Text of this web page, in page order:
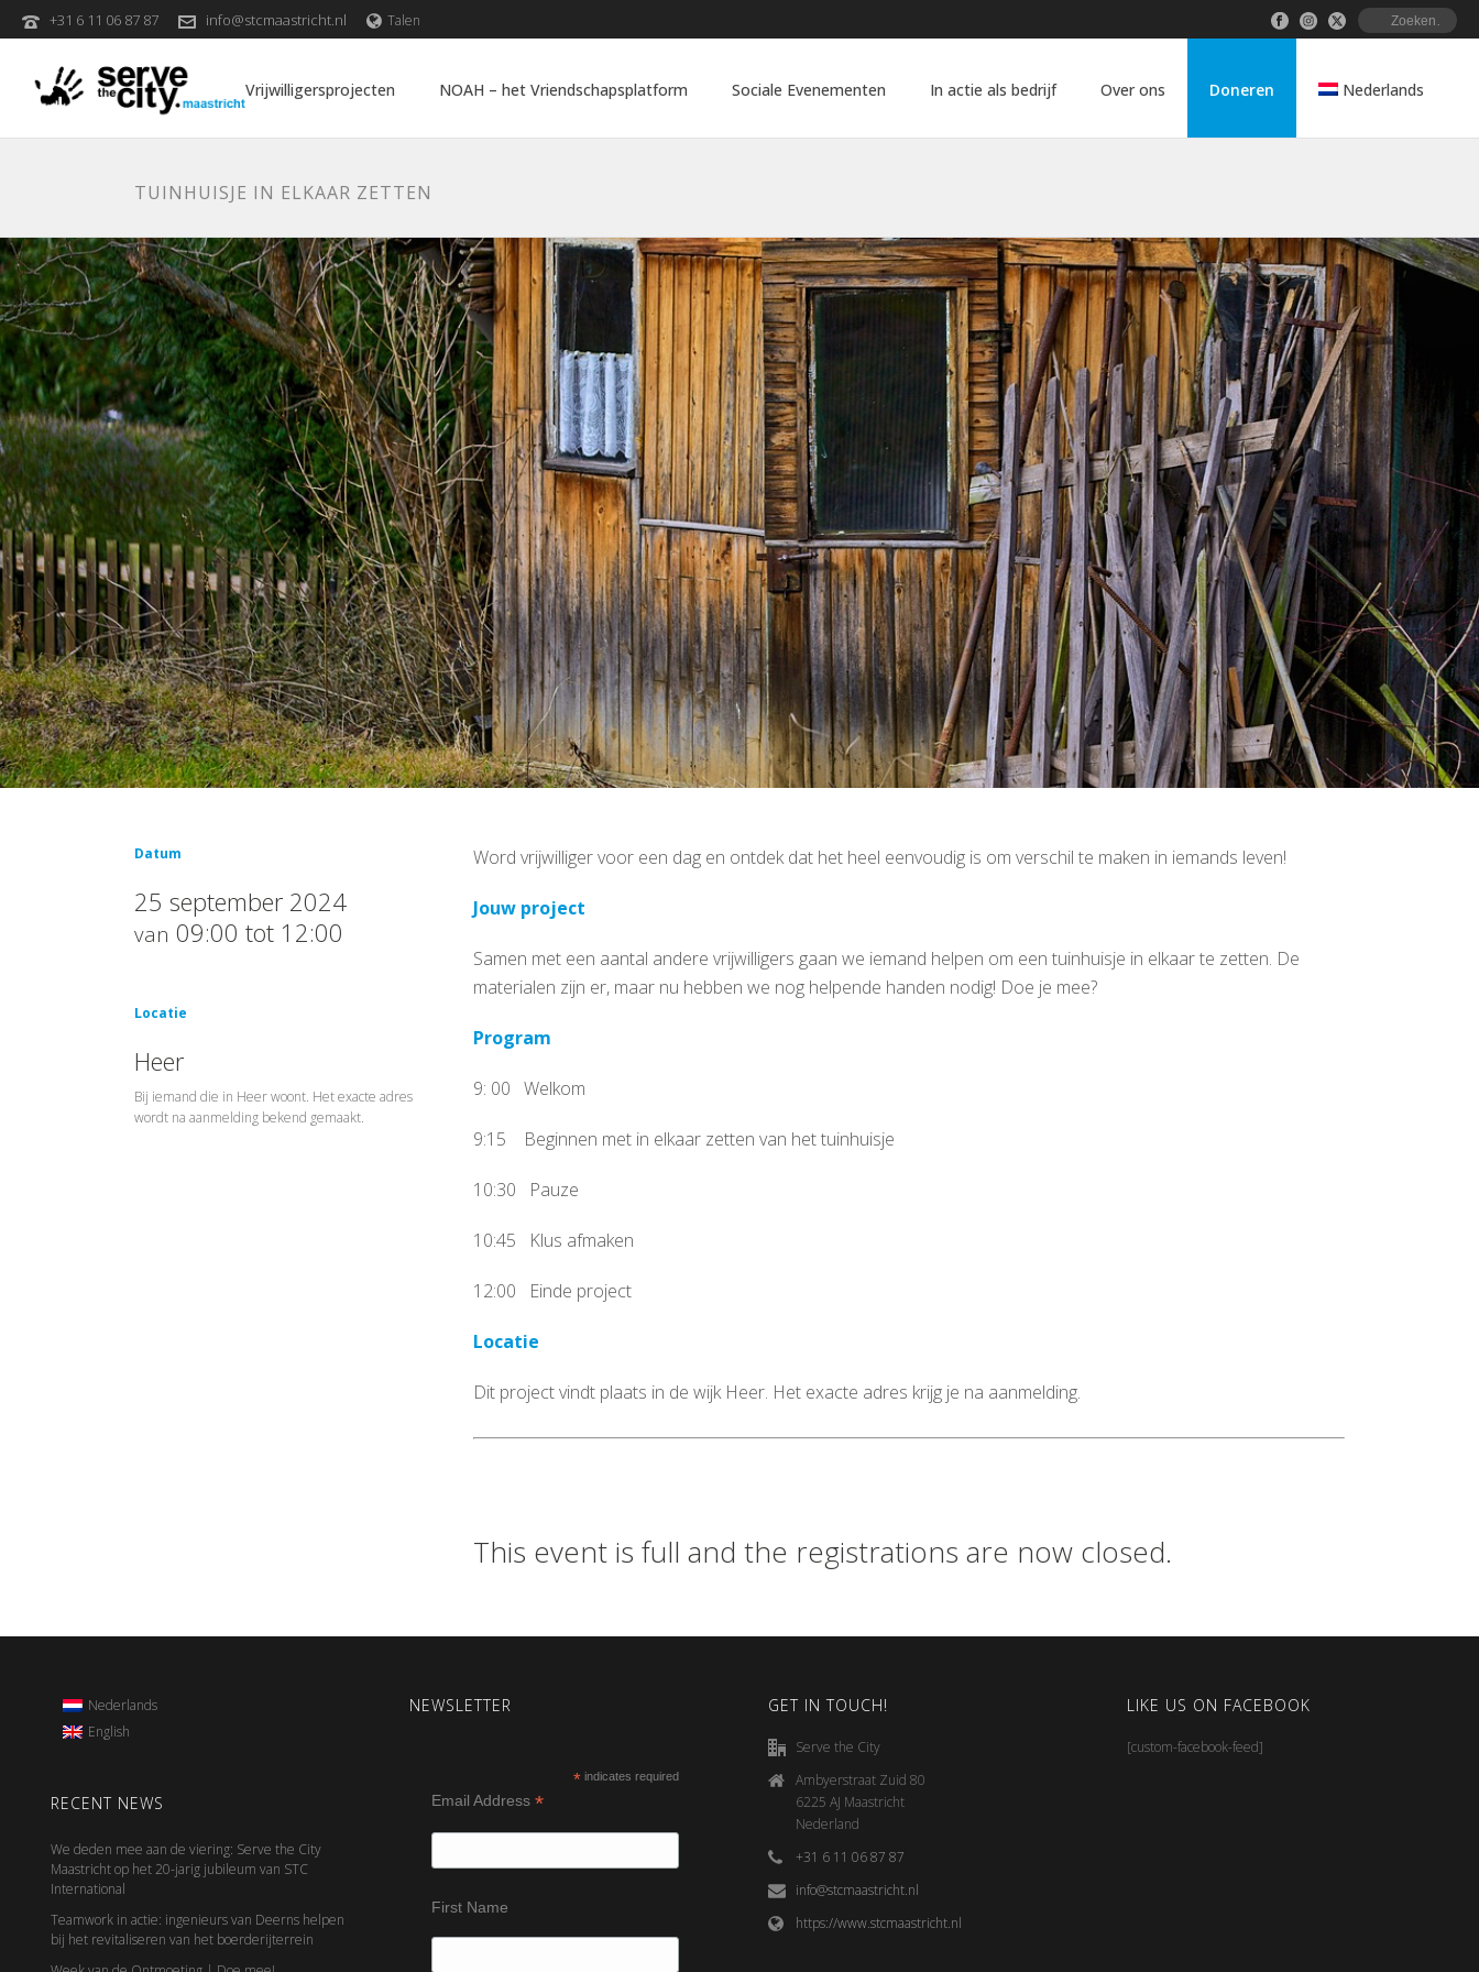
+31 6 11 06 87 87 info@stcmaastricht.nl Talen
Vrijwilligersprojecten NOAH – het Vriendschapsplatform Sociale Evenementen In actie als bedrijf Over ons Doneren Nederlands
TUINHUISJE IN ELKAAR ZETTEN
Datum
25 september 2024
van 09:00 tot 12:00
Locatie
Heer
Bij iemand die in Heer woont. Het exacte adres
wordt na aanmelding bekend gemaakt.
Word vrijwilliger voor een dag en ontdek dat het heel eenvoudig is om verschil te maken in iemands leven!
Jouw project
Samen met een aantal andere vrijwilligers gaan we iemand helpen om een tuinhuisje in elkaar te zetten. De
materialen zijn er, maar nu hebben we nog helpende handen nodig! Doe je mee?
Program
9: 00 Welkom
9:15 Beginnen met in elkaar zetten van het tuinhuisje
10:30 Pauze
10:45 Klus afmaken
12:00 Einde project
Locatie
Dit project vindt plaats in de wijk Heer. Het exacte adres krijg je na aanmelding.
This event is full and the registrations are now closed.
Nederlands
English
RECENT NEWS
We deden mee aan de viering: Serve the City
Maastricht op het 20-jarig jubileum van STC
International
Teamwork in actie: ingenieurs van Deerns helpen
bij het revitaliseren van het boerderijterrein
NEWSLETTER
*indicates required
Email Address*
First Name
GET IN TOUCH!
Serve the City
Ambyerstraat Zuid 80
6225 AJ Maastricht
Nederland
+31 6 11 06 87 87
info@stcmaastricht.nl
https://www.stcmaastricht.nl
LIKE US ON FACEBOOK
[custom-facebook-feed]